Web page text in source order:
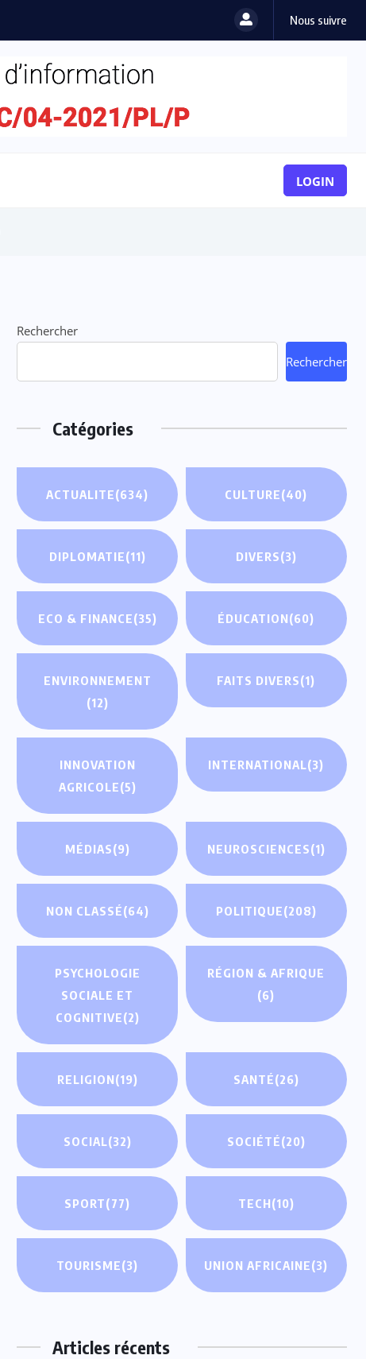
Nous suivre
LOGIN
Rechercher
Rechercher
Catégories
ACTUALITE(634) CULTURE(40)
DIPLOMATIE(11) DIVERS(3)
ECO & FINANCE(35) ÉDUCATION(60)
ENVIRONNEMENT
(12)
FAITS DIVERS(1)
INNOVATION
AGRICOLE(5)
INTERNATIONAL(3)
MÉDIAS(9) NEUROSCIENCES(1)
NON CLASSÉ(64) POLITIQUE(208)
PSYCHOLOGIE
SOCIALE ET
COGNITIVE(2)
RÉGION & AFRIQUE
(6)
RELIGION(19) SANTÉ(26)
SOCIAL(32) SOCIÉTÉ(20)
SPORT(77) TECH(10)
TOURISME(3) UNION AFRICAINE(3)
Articles récents